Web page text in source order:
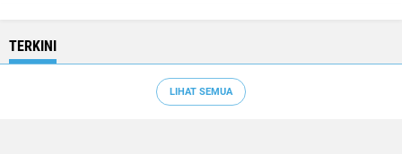
TERKINI
LIHAT SEMUA